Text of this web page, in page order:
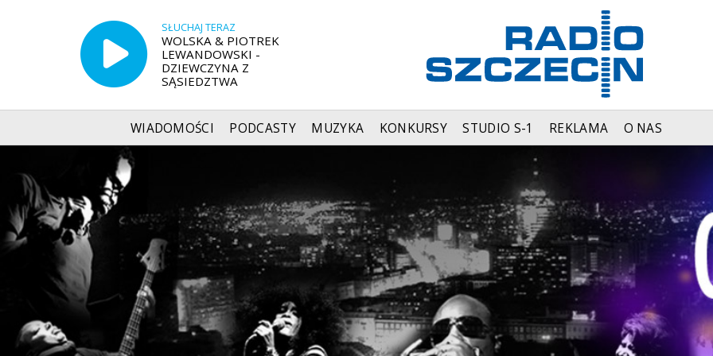
SŁUCHAJ TERAZ
WOLSKA & PIOTREK
LEWANDOWSKI -
DZIEWCZYNA Z
SĄSIEDZTWA
WIADOMOŚCI PODCASTY MUZYKA KONKURSY STUDIO S-1 REKLAMA O NAS